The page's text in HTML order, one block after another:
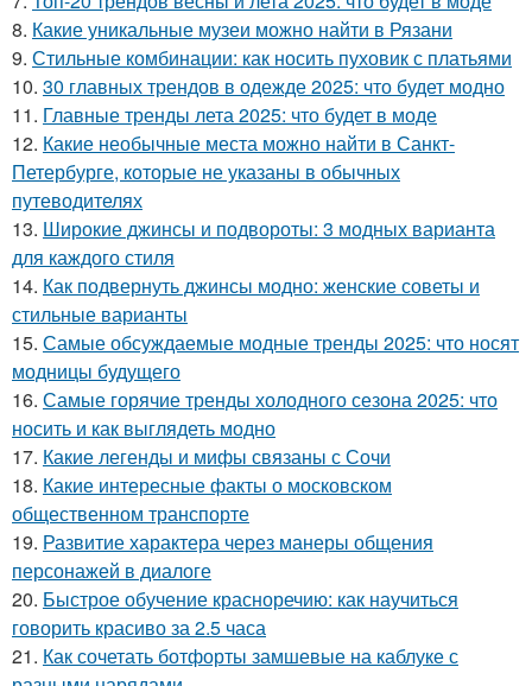
8. Какие уникальные музеи можно найти в Рязани
9. Стильные комбинации: как носить пуховик с платьями
10. 30 главных трендов в одежде 2025: что будет модно
11. Главные тренды лета 2025: что будет в моде
12. Какие необычные места можно найти в Санкт-
Петербурге, которые не указаны в обычных
путеводителях
13. Широкие джинсы и подвороты: 3 модных варианта
для каждого стиля
14. Как подвернуть джинсы модно: женские советы и
стильные варианты
15. Самые обсуждаемые модные тренды 2025: что носят
модницы будущего
16. Самые горячие тренды холодного сезона 2025: что
носить и как выглядеть модно
17. Какие легенды и мифы связаны с Сочи
18. Какие интересные факты о московском
общественном транспорте
19. Развитие характера через манеры общения
персонажей в диалоге
20. Быстрое обучение красноречию: как научиться
говорить красиво за 2.5 часа
21. Как сочетать ботфорты замшевые на каблуке с